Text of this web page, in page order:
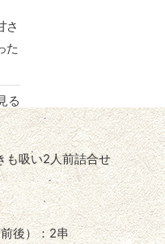
さ
た
る
も吸い2人前詰合せ
後）：2串